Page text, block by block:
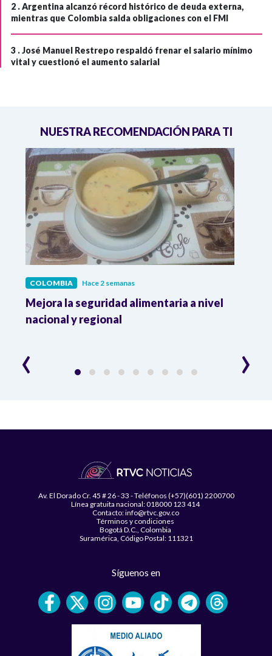
2 .Argentina alcanzó récord histórico de deuda externa,
mientras que Colombia salda obligaciones con el FMI
3 .José Manuel Restrepo respaldó frenar el salario mínimo
vital y cuestionó el aumento salarial
NUESTRA RECOMENDACIÓN PARA TI
COLOMBIA Hace 2 semanas
Mejora la seguridad alimentaria a nivel
nacional y regional
‹ ›
Av. El Dorado Cr. 45 # 26 - 33 - Teléfonos (+57)(601) 2200700
Línea gratuita nacional: 018000 123 414
Contacto: info@rtvc.gov.co
Términos y condiciones
Bogotá D.C., Colombia
Suramérica, Código Postal: 111321
Síguenos en